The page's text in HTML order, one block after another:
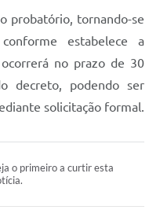
probatório, tornando-se
estabelece a
no prazo de 30
decreto, podendo ser
solicitação formal.
o primeiro a curtir esta